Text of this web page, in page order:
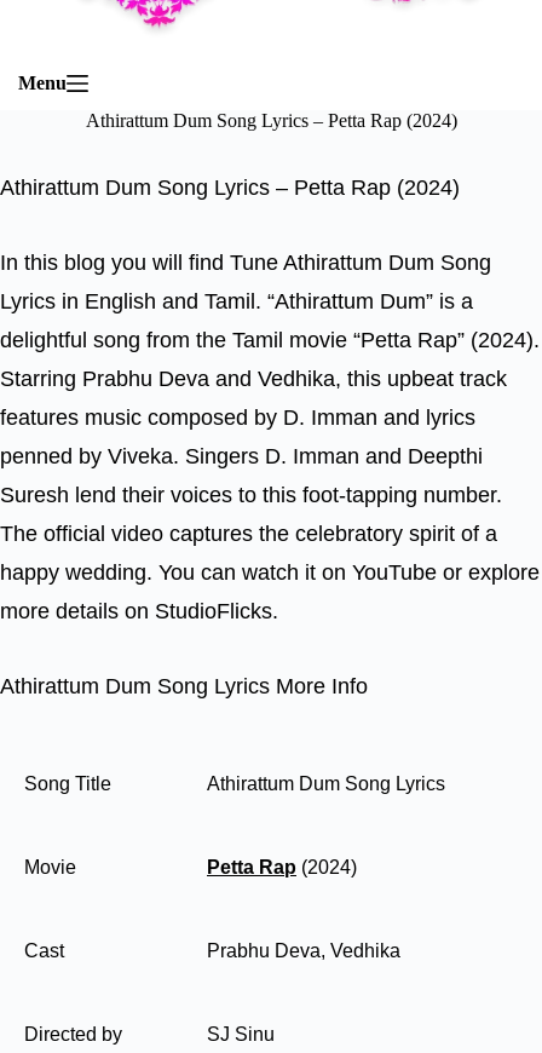
Menu
Athirattum Dum Song Lyrics – Petta Rap (2024)
Athirattum Dum Song Lyrics – Petta Rap (2024)
In this blog you will find Tune Athirattum Dum Song
Lyrics in English and Tamil. “Athirattum Dum” is a
delightful song from the Tamil movie “Petta Rap” (2024).
Starring Prabhu Deva and Vedhika, this upbeat track
features music composed by D. Imman and lyrics
penned by Viveka. Singers D. Imman and Deepthi
Suresh lend their voices to this foot-tapping number.
The official video captures the celebratory spirit of a
happy wedding. You can watch it on YouTube or explore
more details on StudioFlicks.
Athirattum Dum Song Lyrics More Info
Song Title Athirattum Dum Song Lyrics
Movie Petta Rap (2024)
Cast Prabhu Deva, Vedhika
Directed by SJ Sinu